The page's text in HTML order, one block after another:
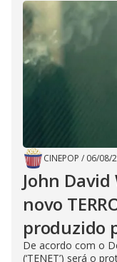
CINEPOP / 06/08/
John
novo
produzido
De acordo com o
(‘TENET’) será o